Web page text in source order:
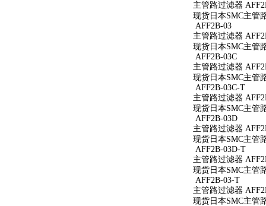
主管路过滤器
现货日本SMC主管
AFF2B-03
主管路过滤器
现货日本SMC主管
AFF2B-03C
主管路过滤器
现货日本SMC主管
AFF2B-03C-T
主管路过滤器
现货日本SMC主管
AFF2B-03D
主管路过滤器
现货日本SMC主管
AFF2B-03D-T
主管路过滤器
现货日本SMC主管
AFF2B-03-T
主管路过滤器
现货日本SMC主管